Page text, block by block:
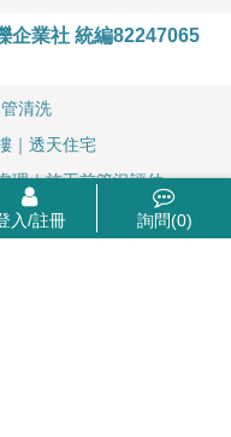
入/註冊 詢問(0)
企業社 統編82247065
清洗
｜透天住宅
理｜施工前管況評估